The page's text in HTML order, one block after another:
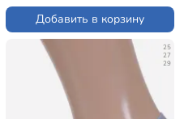
Добавить в корзину
25
27
29